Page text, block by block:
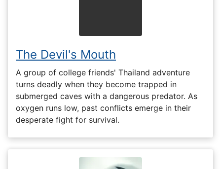
The Devil's Mouth
A group of college friends' Thailand adventure
turns deadly when they become trapped in
submerged caves with a dangerous predator. As
oxygen runs low, past conflicts emerge in their
desperate fight for survival.